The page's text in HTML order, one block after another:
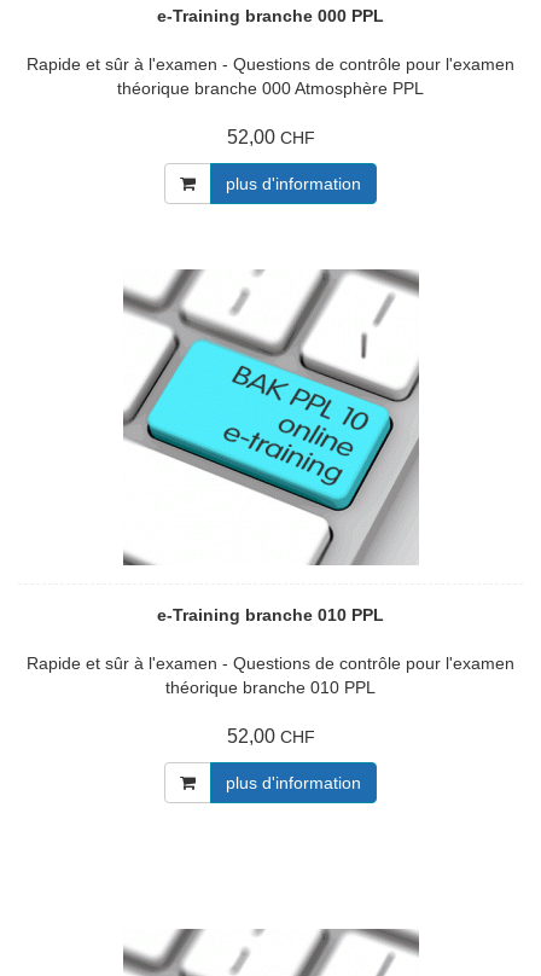
e-Training branche 000 PPL
Rapide et sûr à l'examen - Questions de contrôle pour l'examen
théorique branche 000 Atmosphère PPL
52,00 CHF
plus d'information
e-Training branche 010 PPL
Rapide et sûr à l'examen - Questions de contrôle pour l'examen
théorique branche 010 PPL
52,00 CHF
plus d'information